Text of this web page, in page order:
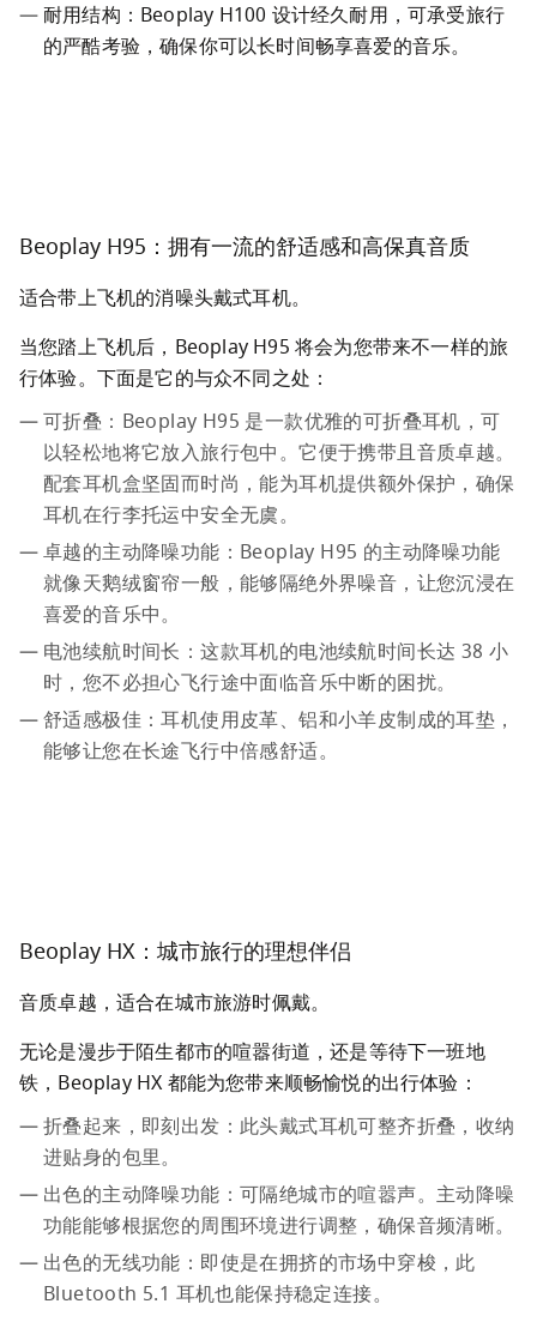
耐用结构：Beoplay H100 设计经久耐用，可承受旅行
的严酷考验，确保你可以长时间畅享喜爱的音乐。
Beoplay H95：拥有一流的舒适感和高保真音质
适合带上飞机的消噪头戴式耳机。
当您踏上飞机后，Beoplay H95 将会为您带来不一样的旅
行体验。下面是它的与众不同之处：
可折叠：Beoplay H95 是一款优雅的可折叠耳机，可
以轻松地将它放入旅行包中。它便于携带且音质卓越。
配套耳机盒坚固而时尚，能为耳机提供额外保护，确保
耳机在行李托运中安全无虞。
卓越的主动降噪功能：Beoplay H95 的主动降噪功能
就像天鹅绒窗帘一般，能够隔绝外界噪音，让您沉浸在
喜爱的音乐中。
电池续航时间长：这款耳机的电池续航时间长达 38 小
时，您不必担心飞行途中面临音乐中断的困扰。
舒适感极佳：耳机使用皮革、铝和小羊皮制成的耳垫，
能够让您在长途飞行中倍感舒适。
Beoplay HX：城市旅行的理想伴侣
音质卓越，适合在城市旅游时佩戴。
无论是漫步于陌生都市的喧嚣街道，还是等待下一班地
铁，Beoplay HX 都能为您带来顺畅愉悦的出行体验：
折叠起来，即刻出发：此头戴式耳机可整齐折叠，收纳
进贴身的包里。
出色的主动降噪功能：可隔绝城市的喧嚣声。主动降噪
功能能够根据您的周围环境进行调整，确保音频清晰。
出色的无线功能：即使是在拥挤的市场中穿梭，此
Bluetooth 5.1 耳机也能保持稳定连接。